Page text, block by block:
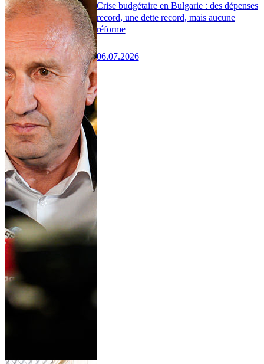
Crise budgétaire en Bulgarie : des dépenses
record, une dette record, mais aucune
réforme
06.07.2026